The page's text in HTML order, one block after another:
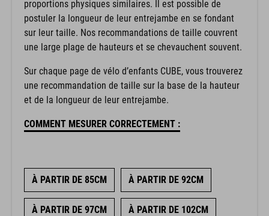
proportions physiques similaires. Il est possible de
postuler la longueur de leur entrejambe en se fondant
sur leur taille. Nos recommandations de taille couvrent
une large plage de hauteurs et se chevauchent souvent.
Sur chaque page de vélo d’enfants CUBE, vous trouverez
une recommandation de taille sur la base de la hauteur
et de la longueur de leur entrejambe.
COMMENT MESURER CORRECTEMENT :
À PARTIR DE 85CM À PARTIR DE 92CM
À PARTIR DE 97CM À PARTIR DE 102CM